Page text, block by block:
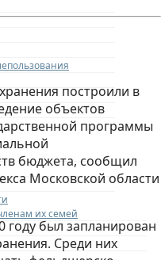
их семей
построили в
объектов
программы
бюджета, сообщил
Московской области
году был запланирован
Среди них